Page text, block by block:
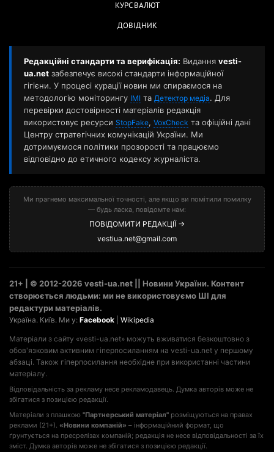
КУРС ВАЛЮТ
ДОВІДНИК
Редакційні стандарти та верифікація: Видання vesti-
ua.net забезпечує високі стандарти інформаційної
гігієни. У процесі курації новин ми спираємося на
методологію моніторингу ІМІ та Детектор медіа. Для
перевірки достовірності матеріалів редакція
використовує ресурси StopFake, VoxCheck та офіційні дані
Центру стратегічних комунікацій України. Ми
дотримуємося політики прозорості та працюємо
відповідно до етичного кодексу журналіста.
Ми прагнемо максимальної точності, але якщо ви помітили помилку
— будь ласка, повідомте нам:
ПОВІДОМИТИ РЕДАКЦІЇ →
vestiua.net@gmail.com
21+ | © 2012-2026 vesti-ua.net || Новини України. Контент
створюється людьми: ми не використовуємо ШІ для
редактури матеріалів.
Україна. Київ. Ми у: Facebook Wikipedia
Матеріали з сайту «vesti-ua.net» можуть вживатися безкоштовно з
обов'язковим активним гіперпосиланням на vesti-ua.net у першому
абзаці. Також гіперпосилання необхідне при використанні частини
матеріалу.
Відповідальність за рекламу несе рекламодавець. Думка авторів може не
збігатися з позицією редакції.
Матеріали з плашкою "Партнерський матеріал" розміщуються на правах
реклами (21+). «Новини компаній» – інформаційний формат, що
ґрунтується на пресрелізах компаній; редакція не несе відповідальності за їх
зміст. Думка авторів може не збігатися з позицією редакції.